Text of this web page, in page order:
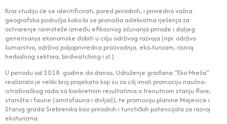
Kroz studiju će se identificirati, pored prirodnih, i privredno važna
geografska područja kako bi se pronašla adekvatna rješenja za
ostvarenje ravnoteže između efikasnog očuvanja prirode i daljeg
generisanja ekonomske dobiti u cilju održivog razvoja (npr. održivo
šumarstvo, održiva poljoprivredna proizvodnja, eko-turizam, razvoj
herbalnog sektora, birdwatching i sl.).
U periodu od 2018. godine do danas, Udruženje građana “Eko Mreža“
realiziralo je veliki broj projekata koji su za cilj imali promociju naučno-
istraživačkog rada sa konkretnim rezultatima o trenutnom stanju flore,
staništa i faune (ornitofauna i divljač), te promociju planine Majevice i
Starog grada Srebrenika kao prirodnih i turističkih potencijala za razvoj
ekoturizma.